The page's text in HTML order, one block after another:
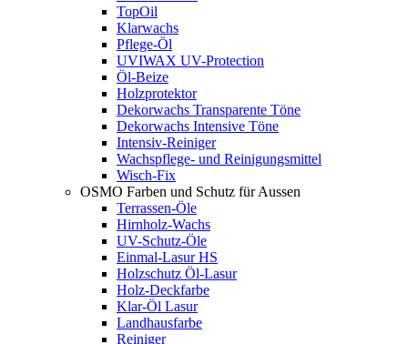
TopOil
Klarwachs
Pflege-Öl
UVIWAX UV-Protection
Öl-Beize
Holzprotektor
Dekorwachs Transparente Töne
Dekorwachs Intensive Töne
Intensiv-Reiniger
Wachspflege- und Reinigungsmittel
Wisch-Fix
OSMO Farben und Schutz für Aussen
Terrassen-Öle
Hirnholz-Wachs
UV-Schutz-Öle
Einmal-Lasur HS
Holzschutz Öl-Lasur
Holz-Deckfarbe
Klar-Öl Lasur
Landhausfarbe
Reiniger